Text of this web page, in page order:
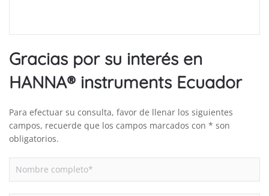
Gracias por su interés en
HANNA® instruments Ecuador
Para efectuar su consulta, favor de llenar los siguientes
campos, recuerde que los campos marcados con * son
obligatorios.